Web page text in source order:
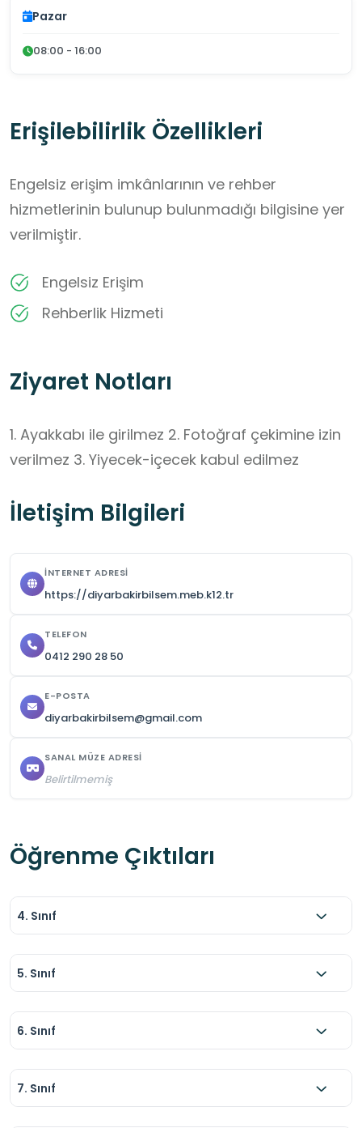
Pazar
08:00 - 16:00
Erişilebilirlik Özellikleri
Engelsiz erişim imkânlarının ve rehber
hizmetlerinin bulunup bulunmadığı bilgisine yer
verilmiştir.
Engelsiz Erişim
Rehberlik Hizmeti
Ziyaret Notları
1. Ayakkabı ile girilmez 2. Fotoğraf çekimine izin
verilmez 3. Yiyecek-içecek kabul edilmez
İletişim Bilgileri
İNTERNET ADRESI
https://diyarbakirbilsem.meb.k12.tr
TELEFON
0412 290 28 50
E-POSTA
diyarbakirbilsem@gmail.com
SANAL MÜZE ADRESI
Belirtilmemiş
Öğrenme Çıktıları
4. Sınıf
5. Sınıf
6. Sınıf
7. Sınıf